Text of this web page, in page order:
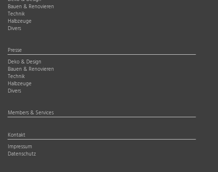
Bauen & Renovieren
Technik
Halbzeuge
Divers
Presse
Deko & Design
Bauen & Renovieren
Technik
Halbzeuge
Divers
Members & Services
Kontakt
Impressum
Datenschutz